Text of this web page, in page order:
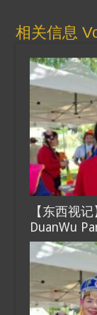
相关信息
【东西视
DuanWu